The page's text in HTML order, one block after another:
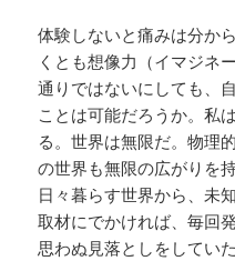
体験しないと痛みは分か
くとも想像力（イマジネ
通りではないにしても、
ことは可能だろうか。私
る。世界は無限だ。物理
の世界も無限の広がりを
日々暮らす世界から、未
取材にでかければ、毎回
思わぬ見落としをしてい